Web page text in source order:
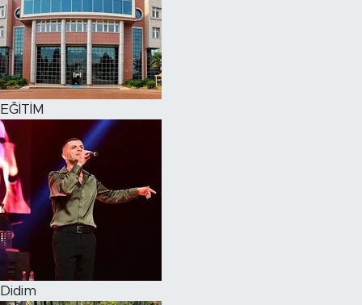
EĞİTİM
Didim